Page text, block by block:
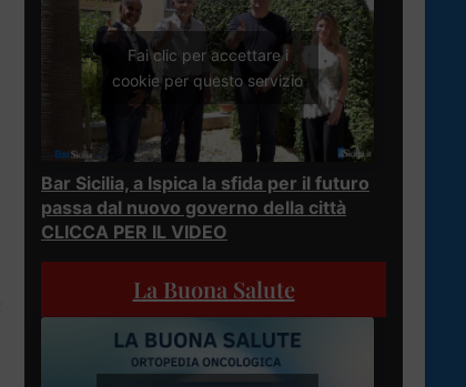
Fai clic per accettare i
cookie per questo servizio
Bar Sicilia, a Ispica la sfida per il futuro
passa dal nuovo governo della città
CLICCA PER IL VIDEO
La Buona Salute